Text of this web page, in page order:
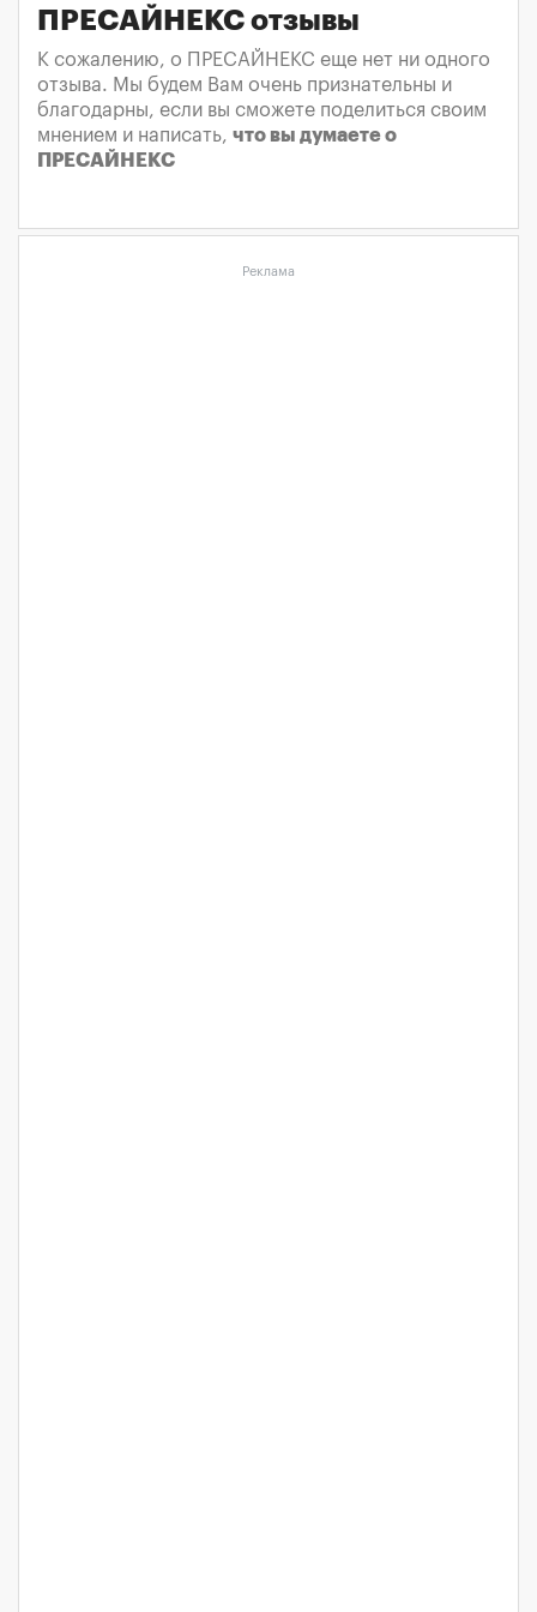
ПРЕСАЙНЕКС отзывы
К сожалению, о ПРЕСАЙНЕКС еще нет ни одного
отзыва. Мы будем Вам очень признательны и
благодарны, если вы сможете поделиться своим
мнением и написать, что вы думаете о
ПРЕСАЙНЕКС
Реклама